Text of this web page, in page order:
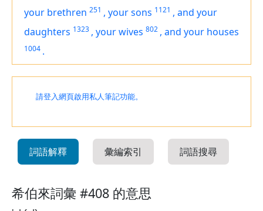
your brethren 251 , your sons 1121 , and your
daughters 1323 , your wives 802 , and your houses
1004 .
請登入網頁啟用私人筆記功能。
詞語解釋 彙編索引 詞語搜尋
希伯來詞彙 #408 的意思